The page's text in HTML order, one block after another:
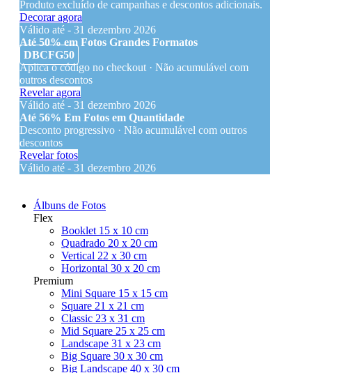
Produto excluído de campanhas e descontos adicionais.
Decorar agora
Válido até - 31 dezembro 2026
Até 50% em Fotos Grandes Formatos
DBCFG50
Aplica o código no checkout · Não acumulável com
outros descontos
Revelar agora
Válido até - 31 dezembro 2026
Até 56% Em Fotos em Quantidade
Desconto progressivo · Não acumulável com outros
descontos
Revelar fotos
Válido até - 31 dezembro 2026
Álbuns de Fotos
Flex
Booklet 15 x 10 cm
Quadrado 20 x 20 cm
Vertical 22 x 30 cm
Horizontal 30 x 20 cm
Premium
Mini Square 15 x 15 cm
Square 21 x 21 cm
Classic 23 x 31 cm
Mid Square 25 x 25 cm
Landscape 31 x 23 cm
Big Square 30 x 30 cm
Big Landscape 40 x 30 cm